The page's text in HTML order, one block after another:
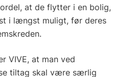
at de flytter i en bolig,
i længst muligt, før deres
VIVE, at man ved
tiltag skal være særlig